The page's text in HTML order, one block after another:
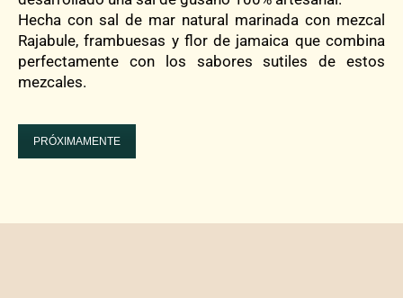
Hecha con sal de mar natural marinada con mezcal
Rajabule, frambuesas y flor de jamaica que combina
perfectamente con los sabores sutiles de estos
mezcales.
PRÓXIMAMENTE